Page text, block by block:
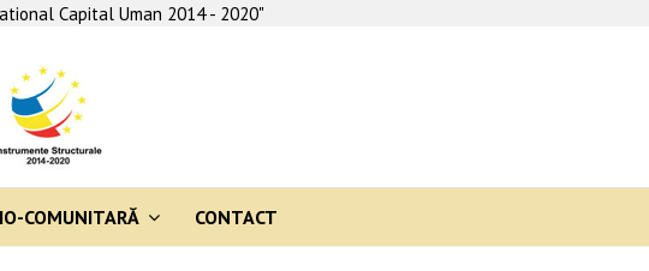
Capital Uman 2014 - 2020"
COMUNITARĂ CONTACT